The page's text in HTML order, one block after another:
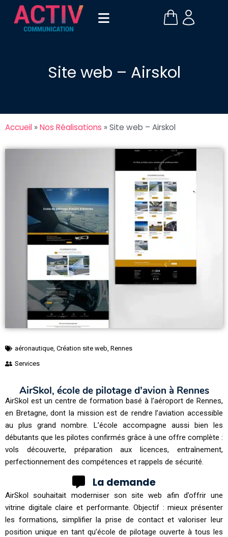
Site web – Airskol
Accueil » Nos Réalisations » Site web – Airskol
aéronautique Création site web Rennes
Services
AirSkol, école de pilotage d’avion à Rennes
AirSkol est un centre de formation basé à l’aéroport de Rennes,
en Bretagne, dont la mission est de rendre l’aviation accessible
au plus grand nombre. L’école accompagne aussi bien les
débutants que les pilotes confirmés grâce à une offre complète :
vols découverte, préparation aux licences, entraînement,
perfectionnement des compétences et rappels de sécurité.
La demande
AirSkol souhaitait moderniser son site web afin d’offrir une
vitrine digitale claire et performante. Objectif : mieux présenter
les formations, simplifier la prise de contact et valoriser leur
position unique en tant qu’école de pilotage ouverte à tous les